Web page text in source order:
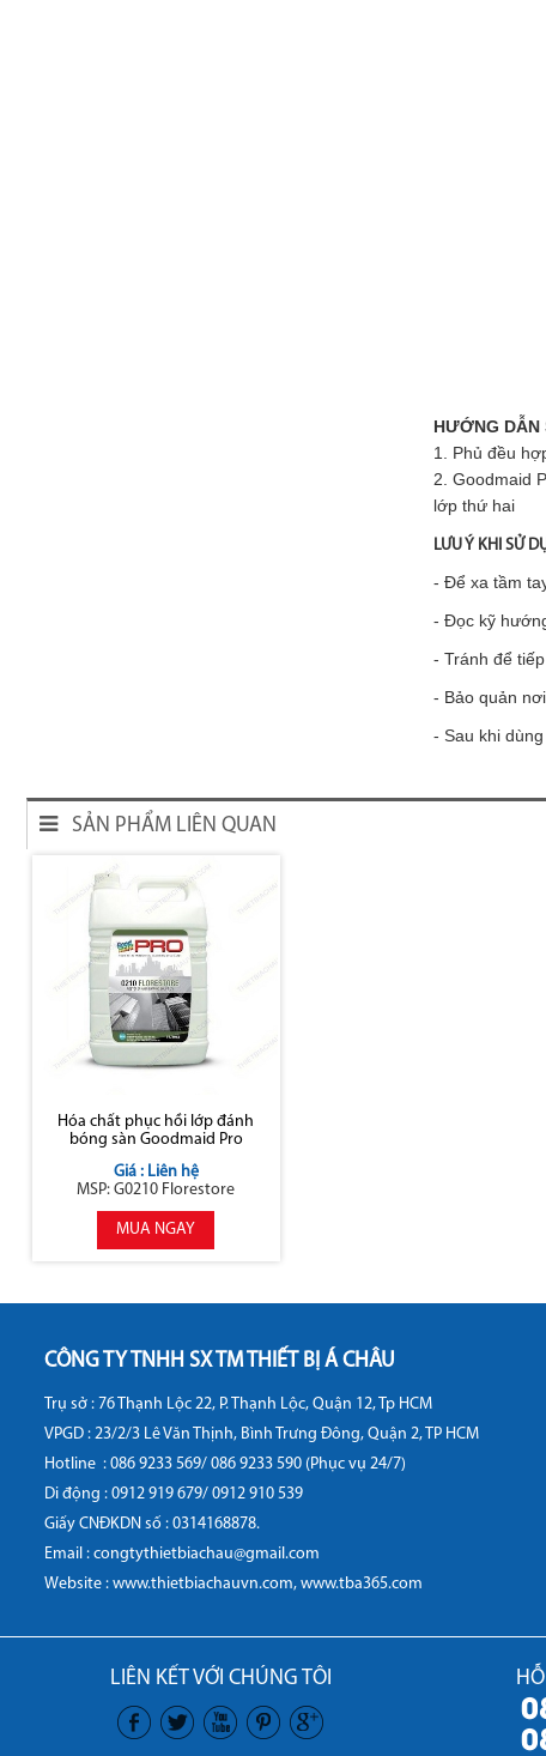
HƯỚNG DẪN
1. Phủ đều
2. Goodmaid
lớp thứ hai
LƯU Ý KHI SỬ
- Để xa tầm
- Đọc kỹ
- Tránh để
- Bảo quản
- Sau khi
SẢN PHẨM LIÊN QUAN
Hóa chất phục hồi lớp đánh
bóng sàn Goodmaid Pro
Giá : Liên hệ
MSP: G0210 Florestore
MUA NGAY
CÔNG TY TNHH SX TM THIẾT BỊ Á CHÂU
Trụ sở : 76 Thạnh Lộc 22, P. Thạnh Lộc, Quận 12, Tp HCM
VPGD : 23/2/3 Lê Văn Thịnh, Bình Trưng Đông, Quận 2, TP HCM
Hotline : 086 9233 569/ 086 9233 590 (Phục vụ 24/7)
Di động : 0912 919 679/ 0912 910 539
Giấy CNĐKDN số : 0314168878.
Email : congtythietbiachau@gmail.com
Website : www.thietbiachauvn.com, www.tba365.com
LIÊN KẾT VỚI CHÚNG TÔI